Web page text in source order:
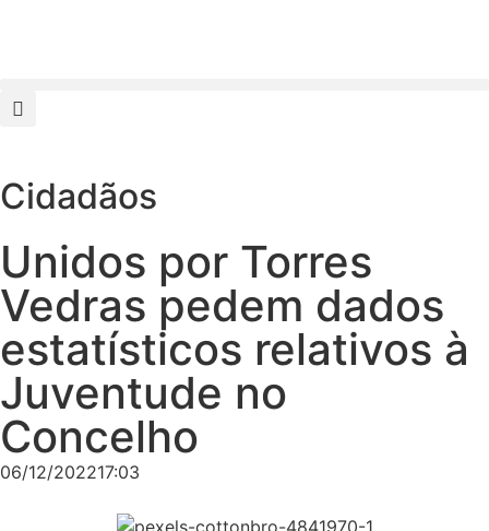
Cidadãos
Unidos por Torres
Vedras pedem dados
estatísticos relativos à
Juventude no
Concelho
06/12/202217:03